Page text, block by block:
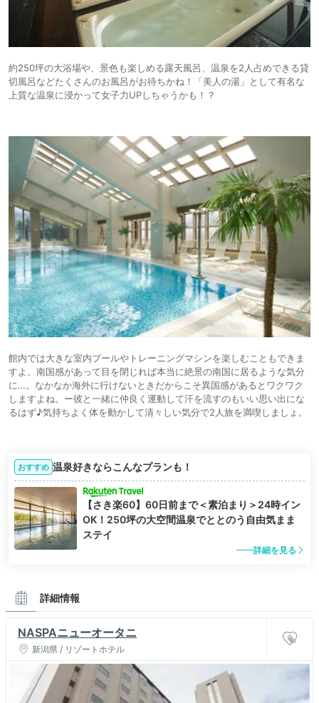
約250坪の大浴場や、景色も楽しめる露天風呂、温泉を2人占めできる貸
切風呂などたくさんのお風呂がお待ちかね！「美人の湯」として有名な
上質な温泉に浸かって女子力UPしちゃうかも！？
館内では大きな室内プールやトレーニングマシンを楽しむこともできま
すよ。南国感があって目を閉じれば本当に絶景の南国に居るような気分
に…。なかなか海外に行けないときだからこそ異国感があるとワクワク
しますよね。ー彼と一緒に仲良く運動して汗を流すのもいい思い出にな
るはず♪気持ちよく体を動かして清々しい気分で2人旅を満喫しましょ。
おすすめ 温泉好きならこんなプランも！
【さき楽60】60日前まで＜素泊まり＞24時イン
OK！250坪の大空間温泉でととのう自由気まま
ステイ
詳細を見る
詳細情報
NASPAニューオータニ
新潟県 / リゾートホテル